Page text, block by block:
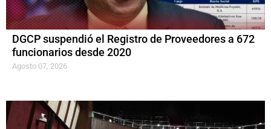
DGCP suspendió el Registro de Proveedores a 672
funcionarios desde 2020
Agosto 07, 2026